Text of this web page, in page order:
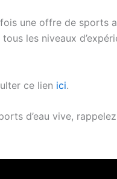
une offre de sports
les niveaux
ce lien ici.
d’eau vive,